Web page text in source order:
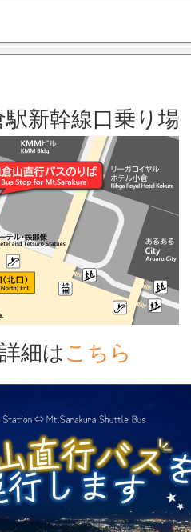
新幹線口乗り場
細はこちら